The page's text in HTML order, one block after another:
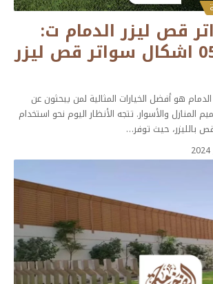
قص ليزر الدمام ت:
0501132056 اشكال سواتر قص ليزر
هو أفضل الخيارات المثالية لمن يبحثون عن
المنازل والأسوار. تتجه الأنظار اليوم نحو استخدام
بالليزر، حيث توفر…